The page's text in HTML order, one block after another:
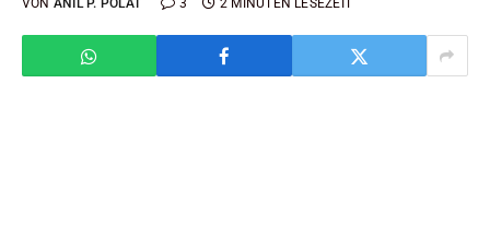
VON ANIL P. POLAT 3 2 MINUTEN LESEZEIT